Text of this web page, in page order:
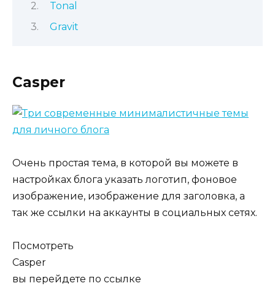
Tonal
Gravit
Casper
Очень простая тема, в которой вы можете в
настройках блога указать логотип, фоновое
изображение, изображение для заголовка, а
так же ссылки на аккаунты в социальных сетях.
Посмотреть
Casper
вы перейдете по ссылке